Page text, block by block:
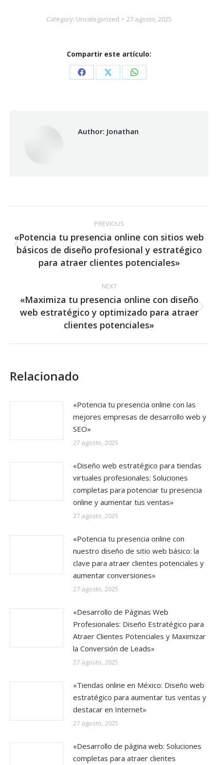
Category: Uncategorized 27 agosto, 2025
Compartir este artículo:
Share Share Share
Author: Jonathan
navigation
PREVIOUS
Previous
post:
«Potencia tu presencia online con sitios web
básicos de diseño profesional y estratégico
para atraer clientes potenciales»
NEXT
Next
post:
«Maximiza tu presencia online con diseño
web estratégico y optimizado para atraer
clientes potenciales»
Relacionado
«Potencia tu presencia online con las
mejores empresas de desarrollo web y
SEO»
27 agosto, 2025
«Diseño web estratégico para tiendas
virtuales profesionales: Soluciones
completas para potenciar tu presencia
online y aumentar tus ventas»
27 agosto, 2025
«Potencia tu presencia online con
nuestro diseño de sitio web básico: la
clave para atraer clientes potenciales y
aumentar conversiones»
27 agosto, 2025
«Desarrollo de Páginas Web
Profesionales: Diseño Estratégico para
Atraer Clientes Potenciales y Maximizar
la Conversión de Leads»
27 agosto, 2025
«Tiendas online en México: Diseño web
estratégico para aumentar tus ventas y
destacar en Internet»
27 agosto, 2025
«Desarrollo de página web: Soluciones
completas para atraer clientes